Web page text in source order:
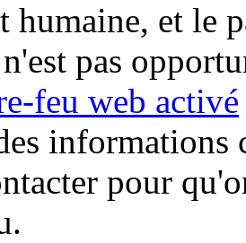
humaine, et le
pas
feu web activé
informations
pour